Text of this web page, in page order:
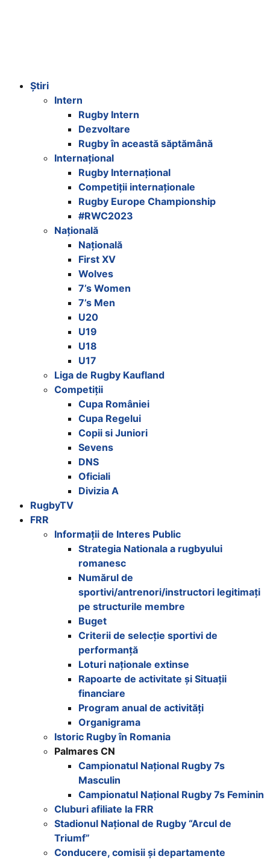
Știri
Intern
Rugby Intern
Dezvoltare
Rugby în această săptămână
Internațional
Rugby Internațional
Competiții internaționale
Rugby Europe Championship
#RWC2023
Națională
Națională
First XV
Wolves
7’s Women
7’s Men
U20
U19
U18
U17
Liga de Rugby Kaufland
Competiții
Cupa României
Cupa Regelui
Copii si Juniori
Sevens
DNS
Oficiali
Divizia A
RugbyTV
FRR
Informații de Interes Public
Strategia Nationala a rugbyului
romanesc
Numărul de
sportivi/antrenori/instructori legitimați
pe structurile membre
Buget
Criterii de selecție sportivi de
performanță
Loturi naționale extinse
Rapoarte de activitate și Situații
financiare
Program anual de activități
Organigrama
Istoric Rugby în Romania
Palmares CN
Campionatul Național Rugby 7s
Masculin
Campionatul Național Rugby 7s Feminin
Cluburi afiliate la FRR
Stadionul Național de Rugby “Arcul de
Triumf”
Conducere, comisii și departamente